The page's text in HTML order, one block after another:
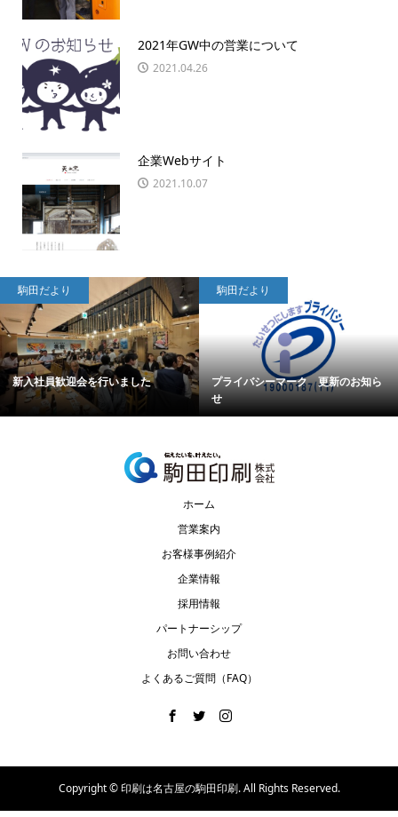
2021年GW中の営業について
2021.04.26
企業Webサイト
2021.10.07
駒田だより
新入社員歓迎会を行いました
駒田だより
プライバシーマーク 更新のお知ら
せ
ホーム
営業案内
お客様事例紹介
企業情報
採用情報
パートナーシップ
お問い合わせ
よくあるご質問（FAQ）
Copyright ©印刷は名古屋の駒田印刷. All Rights Reserved.